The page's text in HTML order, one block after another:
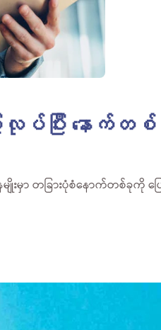
ပြုလုပ်ပြီး
ာ တခြားပုံစံနောက်တစ်ခုကို ပ